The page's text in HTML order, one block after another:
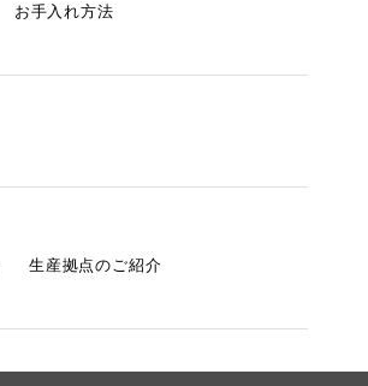
お手入れ方法
生産拠点のご紹介